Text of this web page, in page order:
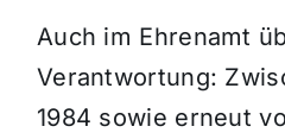
Auch im Ehrenamt
Verantwortung:
1984 sowie erneut